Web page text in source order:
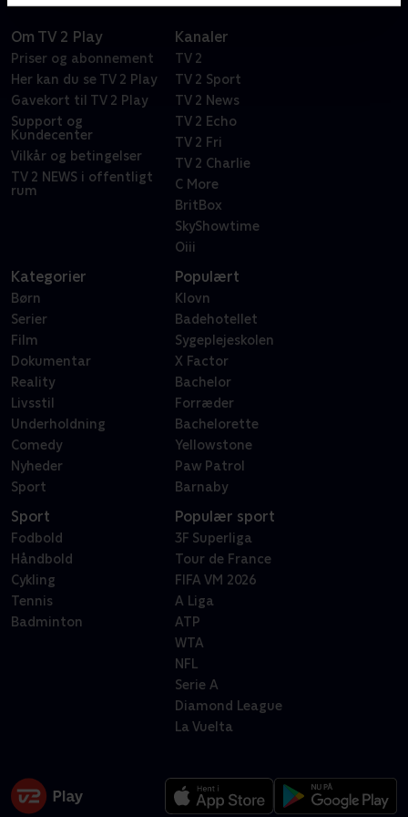
Om TV 2 Play
Priser og abonnement
Her kan du se TV 2 Play
Gavekort til TV 2 Play
Support og
Kundecenter
Vilkår og betingelser
TV 2 NEWS i offentligt
rum
Kanaler
TV 2
TV 2 Sport
TV 2 News
TV 2 Echo
TV 2 Fri
TV 2 Charlie
C More
BritBox
SkyShowtime
Oiii
Kategorier
Børn
Serier
Film
Dokumentar
Reality
Livsstil
Underholdning
Comedy
Nyheder
Sport
Populært
Klovn
Badehotellet
Sygeplejeskolen
X Factor
Bachelor
Forræder
Bachelorette
Yellowstone
Paw Patrol
Barnaby
Sport
Fodbold
Håndbold
Cykling
Tennis
Badminton
Populær sport
3F Superliga
Tour de France
FIFA VM 2026
A Liga
ATP
WTA
NFL
Serie A
Diamond League
La Vuelta